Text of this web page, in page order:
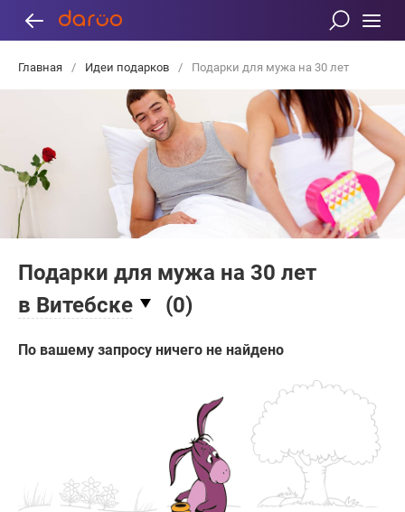
Главная / Идеи подарков / Подарки для мужа на 30 лет
Подарки для мужа на 30 лет
в Витебске
(0)
По вашему запросу ничего не найдено